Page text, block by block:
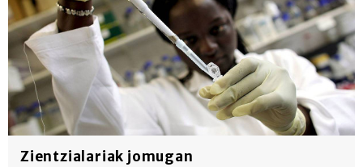
Zientzialariak jomugan